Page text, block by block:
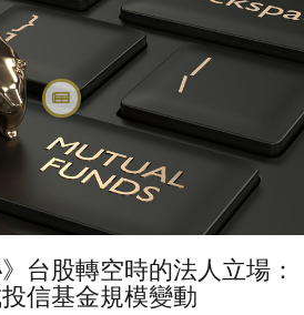
台股轉空時的法人立場：
信基金規模變動